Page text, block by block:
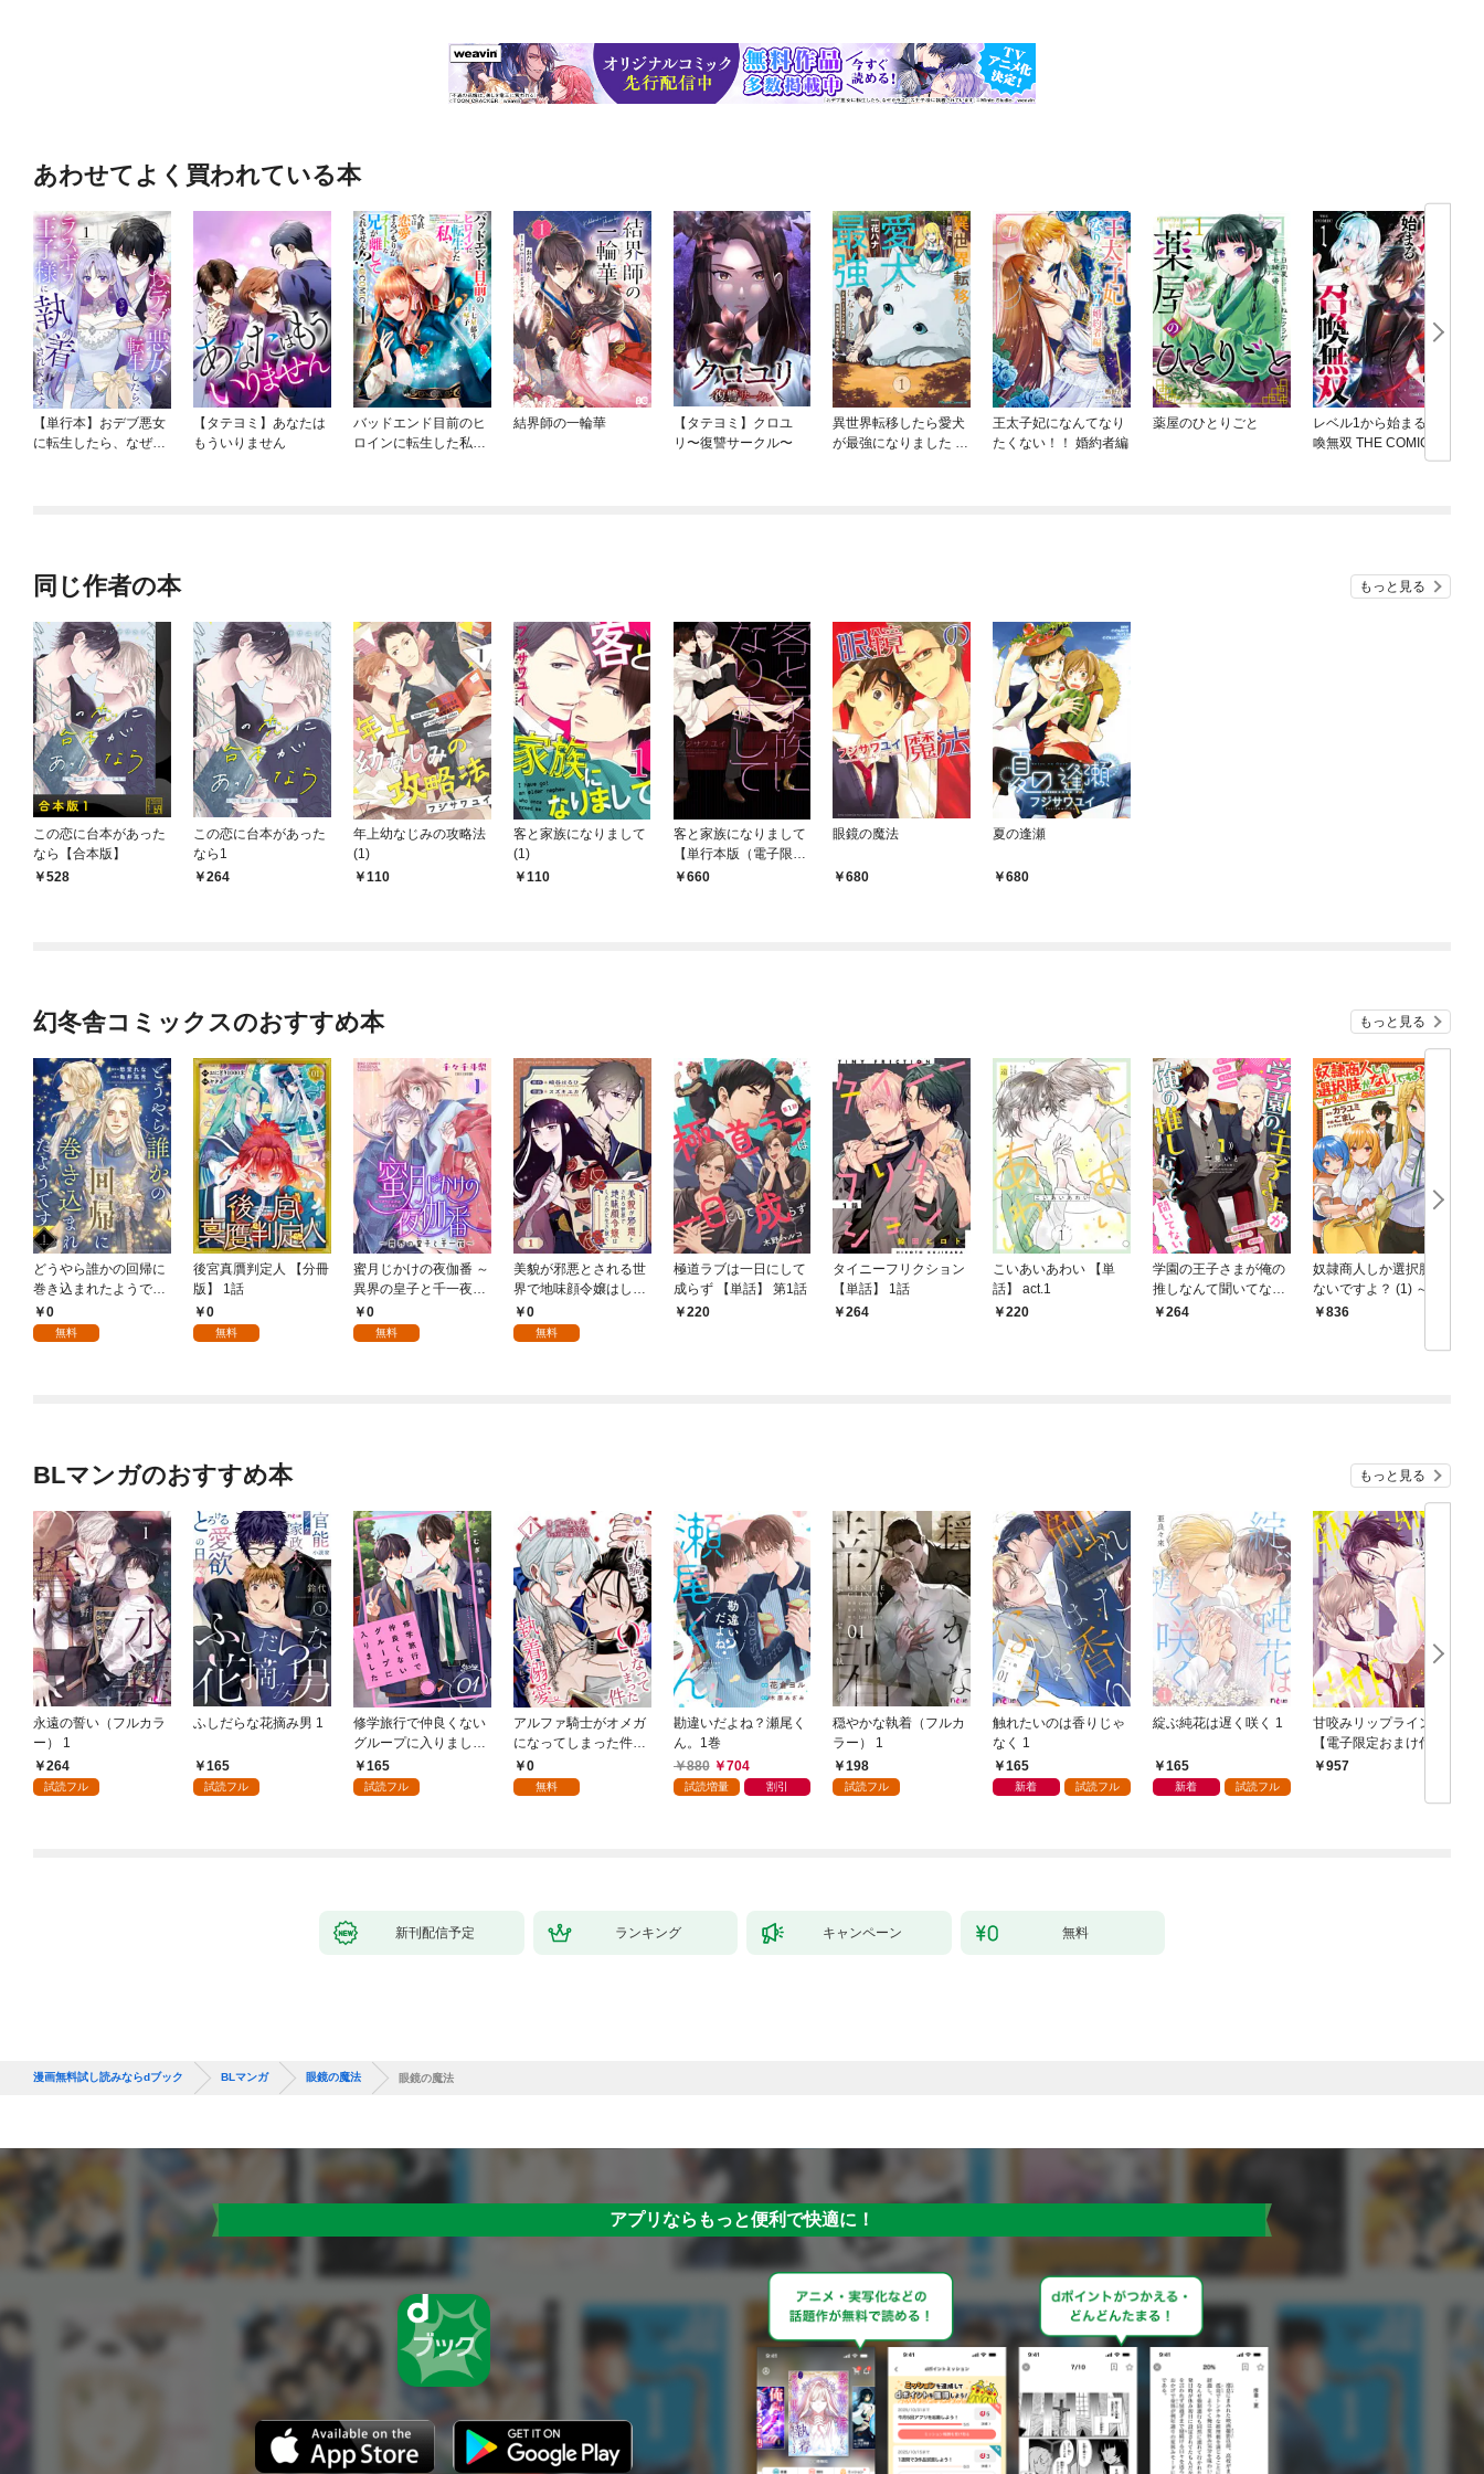
あわせてよく買われている本
【単行本】おデブ悪女
に転生したら、なぜか
【タテヨミ】あなたは
もういりません
バッドエンド目前のヒ
ロインに転生した私、
結界師の一輪華
【タテヨミ】クロユ
リ〜復讐サークル〜
異世界転移したら愛犬
が最強になりました ～
王太子妃になんてなり
たくない！！ 婚約者編
薬屋のひとりごと
レベル1から始まる召
喚無双 THE COMIC
同じ作者の本 もっと見る
この恋に台本があった
なら【合本版】
528
この恋に台本があった
なら1
264
年上幼なじみの攻略法
(1)
110
客と家族になりまして
(1)
110
客と家族になりまして
【単行本版（電子限定
描き下ろし付）】
660
眼鏡の魔法
680
夏の逢瀬
680
幻冬舎コミックスのおすすめ本 もっと見る
どうやら誰かの回帰に
巻き込まれたようです
【分冊版】 1話
0
無料
後宮真贋判定人 【分冊
版】 1話
0
無料
蜜月じかけの夜伽番 ～
異界の皇子と千一夜～
【分冊版】 1話
0
無料
美貌が邪悪とされる世
界で地味顔令嬢はした
たかに生き抜く 【分冊
版】 1話
0
無料
極道ラブは一日にして
成らず 【単話】 第1話
220
タイニーフリクション
【単話】 1話
264
こいあいあわい 【単
話】 act.1
220
学園の王子さまが俺の
推しなんて聞いてない
【単話】 1話
264
奴隷商人しか選択肢が
ないですよ？ (1) ～ハ
ーレム？なにそれおい
836
BLマンガのおすすめ本 もっと見る
永遠の誓い（フルカラ
ー） 1
264
試読フル
ふしだらな花摘み男 1
165
試読フル
修学旅行で仲良くない
グループに入りました
【単話版】1巻
165
試読フル
アルファ騎士がオメガ
になってしまった件～
最強α騎士団長の俺
が、世話焼きα部下か
0
無料
勘違いだよね？瀬尾く
ん。1巻
880
704
試読増量 割引
穏やかな執着（フルカ
ラー） 1
198
試読フル
触れたいのは香りじゃ
なく 1
165
新着 試読フル
綻ぶ純花は遅く咲く 1
165
新着 試読フル
甘咬みリップライン
【電子限定おまけ付
き】957
新刊配信予定 ランキング キャンペーン 無料
漫画無料試し読みならdブック BLマンガ 眼鏡の魔法 眼鏡の魔法
アプリならもっと便利で快適に！